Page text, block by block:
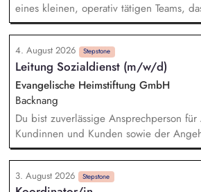
eines kleinen, operativ tätigen Teams,
klaren Programmatik langfristig soziale
implementiert. Sie unterstützen die
Umsetzung der Stiftungsprogrammatik
die Internationalisierungsstrategie der
übersetzen wissenschaftliche Erkenntnisse
alltagsangebundene Handlungsansätze
Stiftungsprogrammatik.
4. August 2026 Stepstone
Leitung Sozialdienst (m/w/d)
Evangelische Heimstiftung GmbH
Backnang
Du bist zuverlässige Ansprechperson
Kundinnen und Kunden sowie der
zu Angeboten und
verschiedenen Lebenssituationen. Du
Belegungsziele zu erreichen und
3. August 2026 Stepstone